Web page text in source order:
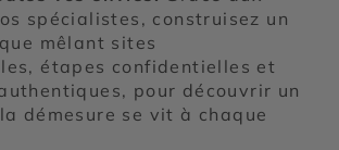
spécialistes, construisez un
mêlant sites
étapes confidentielles et
pour découvrir un
démesure se vit à chaque